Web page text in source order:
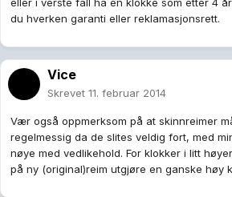
eller i verste fall ha en klokke som etter 4
du hverken garanti eller reklamasjonsrett.
Vice
Skrevet 11. februar 2014
Vær også oppmerksom på at skinnreimer
regelmessig da de slites veldig fort, med
nøye med vedlikehold. For klokker i litt
på ny (original)reim utgjøre en ganske høy